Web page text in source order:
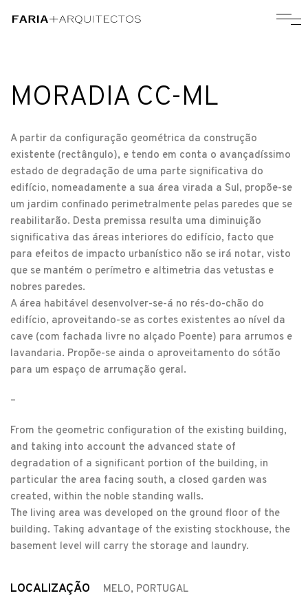
MORADIA CC-ML
A partir da configuração geométrica da construção
existente (rectângulo), e tendo em conta o avançadíssimo
estado de degradação de uma parte significativa do
edifício, nomeadamente a sua área virada a Sul, propõe-se
um jardim confinado perimetralmente pelas paredes que se
reabilitarão. Desta premissa resulta uma diminuição
significativa das áreas interiores do edifício, facto que
para efeitos de impacto urbanístico não se irá notar, visto
que se mantém o perímetro e altimetria das vetustas e
nobres paredes.
A área habitável desenvolver-se-á no rés-do-chão do
edifício, aproveitando-se as cortes existentes ao nível da
cave (com fachada livre no alçado Poente) para arrumos e
lavandaria. Propõe-se ainda o aproveitamento do sótão
para um espaço de arrumação geral.
–
From the geometric configuration of the existing building,
and taking into account the advanced state of
degradation of a significant portion of the building, in
particular the area facing south, a closed garden was
created, within the noble standing walls.
The living area was developed on the ground floor of the
building. Taking advantage of the existing stockhouse, the
basement level will carry the storage and laundry.
LOCALIZAÇÃO MELO, PORTUGAL